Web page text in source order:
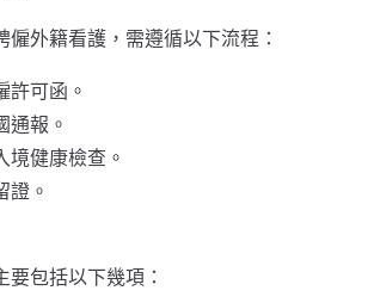
僱外籍看護，需遵循以下流程：
許可函。
通報。
境健康檢查。
證。
包括以下幾項：